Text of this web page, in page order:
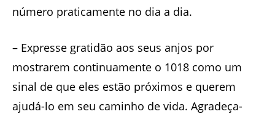
número praticamente no dia a dia.
– Expresse gratidão aos seus anjos por
mostrarem continuamente o 1018 como um
sinal de que eles estão próximos e querem
ajudá-lo em seu caminho de vida. Agradeça-